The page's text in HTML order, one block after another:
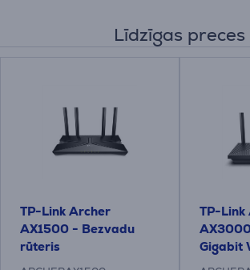
Līdzīgas preces
TP-Link Archer
AX1500 - Bezvadu
rūteris
TP-Link
Gigabit
-